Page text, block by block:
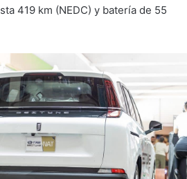
419 km (NEDC) y batería de 55